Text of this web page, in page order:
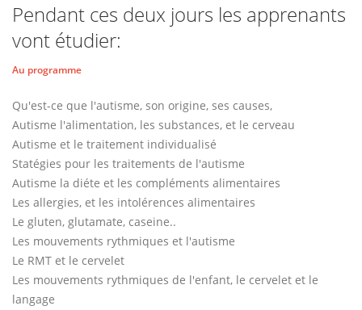
Pendant ces deux jours les apprenants
vont étudier:
Au programme
Qu'est-ce que l'autisme, son origine, ses causes,
Autisme l'alimentation, les substances, et le cerveau
Autisme et le traitement individualisé
Statégies pour les traitements de l'autisme
Autisme la diéte et les compléments alimentaires
Les allergies, et les intolérences alimentaires
Le gluten, glutamate, caseine..
Les mouvements rythmiques et l'autisme
Le RMT et le cervelet
Les mouvements rythmiques de l'enfant, le cervelet et le
langage